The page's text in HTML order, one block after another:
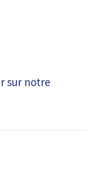
sur notre